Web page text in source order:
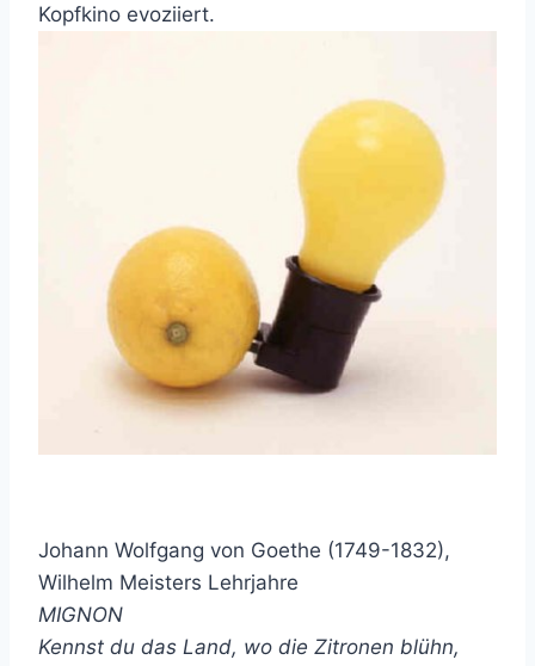
Kopfkino evoziiert.
Johann Wolfgang von Goethe (1749-1832),
Wilhelm Meisters Lehrjahre
MIGNON
Kennst du das Land, wo die Zitronen blühn,